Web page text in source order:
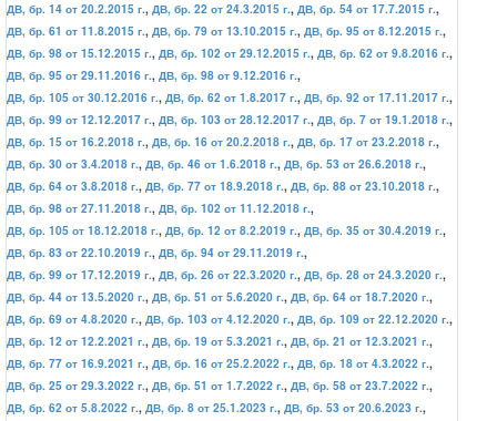
ДВ, бр. 14 от 20.2.2015 г., ДВ, бр. 22 от 24.3.2015 г., ДВ, бр. 54 от 17.7.2015 г.,
ДВ, бр. 61 от 11.8.2015 г., ДВ, бр. 79 от 13.10.2015 г., ДВ, бр. 95 от 8.12.2015 г.,
ДВ, бр. 98 от 15.12.2015 г., ДВ, бр. 102 от 29.12.2015 г., ДВ, бр. 62 от 9.8.2016 г.,
ДВ, бр. 95 от 29.11.2016 г., ДВ, бр. 98 от 9.12.2016 г.,
ДВ, бр. 105 от 30.12.2016 г., ДВ, бр. 62 от 1.8.2017 г., ДВ, бр. 92 от 17.11.2017 г.,
ДВ, бр. 99 от 12.12.2017 г., ДВ, бр. 103 от 28.12.2017 г., ДВ, бр. 7 от 19.1.2018 г.,
ДВ, бр. 15 от 16.2.2018 г., ДВ, бр. 16 от 20.2.2018 г., ДВ, бр. 17 от 23.2.2018 г.,
ДВ, бр. 30 от 3.4.2018 г., ДВ, бр. 46 от 1.6.2018 г., ДВ, бр. 53 от 26.6.2018 г.,
ДВ, бр. 64 от 3.8.2018 г., ДВ, бр. 77 от 18.9.2018 г., ДВ, бр. 88 от 23.10.2018 г.,
ДВ, бр. 98 от 27.11.2018 г., ДВ, бр. 102 от 11.12.2018 г.,
ДВ, бр. 105 от 18.12.2018 г., ДВ, бр. 12 от 8.2.2019 г., ДВ, бр. 35 от 30.4.2019 г.,
ДВ, бр. 83 от 22.10.2019 г., ДВ, бр. 94 от 29.11.2019 г.,
ДВ, бр. 99 от 17.12.2019 г., ДВ, бр. 26 от 22.3.2020 г., ДВ, бр. 28 от 24.3.2020 г.,
ДВ, бр. 44 от 13.5.2020 г., ДВ, бр. 51 от 5.6.2020 г., ДВ, бр. 64 от 18.7.2020 г.,
ДВ, бр. 69 от 4.8.2020 г., ДВ, бр. 103 от 4.12.2020 г., ДВ, бр. 109 от 22.12.2020 г.,
ДВ, бр. 12 от 12.2.2021 г., ДВ, бр. 19 от 5.3.2021 г., ДВ, бр. 21 от 12.3.2021 г.,
ДВ, бр. 77 от 16.9.2021 г., ДВ, бр. 16 от 25.2.2022 г., ДВ, бр. 18 от 4.3.2022 г.,
ДВ, бр. 25 от 29.3.2022 г., ДВ, бр. 51 от 1.7.2022 г., ДВ, бр. 58 от 23.7.2022 г.,
ДВ, бр. 62 от 5.8.2022 г., ДВ, бр. 8 от 25.1.2023 г., ДВ, бр. 53 от 20.6.2023 г.,